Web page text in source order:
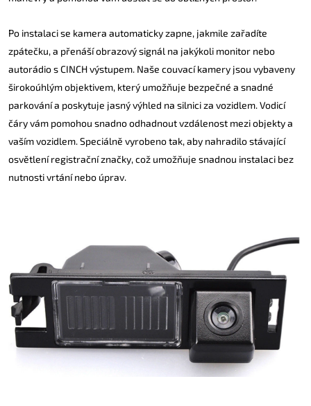
Po instalaci se kamera automaticky zapne, jakmile zařadíte
zpátečku, a přenáší obrazový signál na jakýkoli monitor nebo
autorádio s CINCH výstupem. Naše couvací kamery jsou vybaveny
širokoúhlým objektivem, který umožňuje bezpečné a snadné
parkování a poskytuje jasný výhled na silnici za vozidlem. Vodicí
čáry vám pomohou snadno odhadnout vzdálenost mezi objekty a
vaším vozidlem. Speciálně vyrobeno tak, aby nahradilo stávající
osvětlení registrační značky, což umožňuje snadnou instalaci bez
nutnosti vrtání nebo úprav.